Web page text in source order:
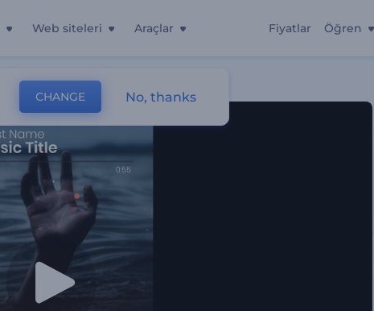
Web siteleri Araçlar Fiyatlar Öğren
CHANGE No, thanks